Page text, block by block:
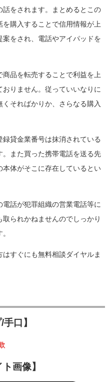
話をされます。まとめるとこの
購入することで信用情報が上
をされ、電話やアイパッドを
品を転売することで利益を上
りません。従っていいなりに
そればかりか、さらなる購入
貸金業番号は抹消されている
また買った携帯電話を送る先
体がそこに存在しているとい
話が犯罪組織の営業電話等に
られかねませんのでしっかり
すぐにも無料相談ダイヤルま
手口】
画像】